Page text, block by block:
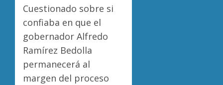
Cuestionado sobre si
confiaba en que el
gobernador Alfredo
Ramírez Bedolla
permanecerá al
margen del proceso